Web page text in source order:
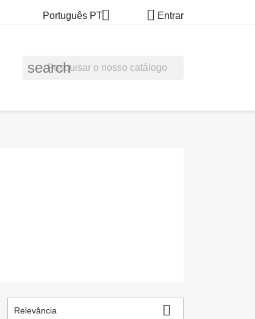
Português PT  Entrar
search
Relevância 